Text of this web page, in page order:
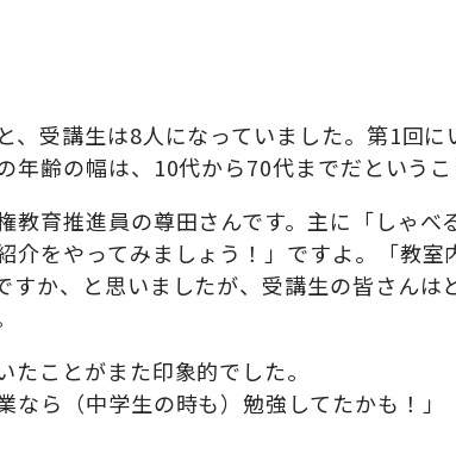
受講生は8人になっていました。第1回
年齢の幅は、10代から70代までだというこ
育推進員の尊田さんです。主に「しゃ
をやってみましょう！」ですよ。「教
すか、と思いましたが、受講生の皆さん
ことがまた印象的でした。
なら（中学生の時も）勉強してたかも！」